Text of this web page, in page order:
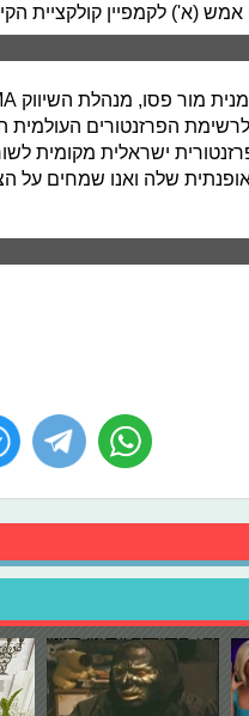
(א') לקמפיין קולקציית
ישראלית מקומית
שלה ואנו שמחים על